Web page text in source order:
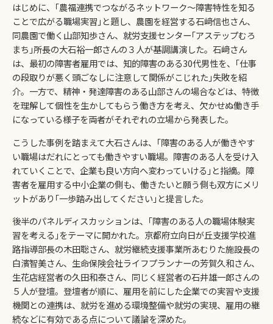
はじめに、｢農福連携でつながるネットワーク～障害特性を知る
ことで広がる職場実習｣と題し、農園を経営する石﨑信也さん、
同農園で働く山部知歩さん、就労支援センター｢アステップむろ
まち｣所長の大石裕一郎さんの３人が基調講演した。石﨑さん
は、最初の障害者雇用では、知的障害のある30代男性を、｢仕事
の段取りが悪く頭ごなしに注意して関係がこじれた｣失敗を紹
介。一方で、精神・発達障害のある山部さんの場合などは、特徴
を理解して個性を生かしてもらう働き方を考え、欠かせぬ働き手
になっている様子を両者がそれぞれの立場から発表した。
こうした事例を踏まえて大石さんは、｢障害のある人が働きやす
い職場はだれにとっても働きやすい職場。障害のある人を受け入
れていくことで、企業も良い方向へ変わっていける｣と指摘。障
害者を雇用する中小企業の側も、働きたいと願う側も双方にメリ
ットがあり｢一歩踏み出してください｣と提言した。
後半のパネルディスカッションは、｢障害のある人の職場体験実
習を考える｣をテーマに開かれた。京都府立向日が丘支援学校進
路指導部長の木田聡さん、就労継続支援事業所あむりた施設長の
白濱智美さん、生命保険会社ライフプランナーの芳賀久和さん、
生花店経営者の久田和泰さん、同じく経営者の石井雄一郎さんの
５人が登壇。登壇者が順に、雇用を前にした企業での実習や支援
機関との連携は、就労を進める環境整備や就労の実現、雇用の継
続などに有効である点について議論を深めた。